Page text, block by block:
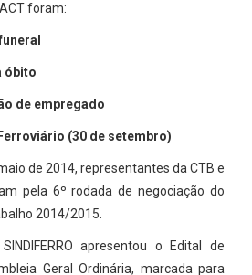
foram:
óbito
de empregado
(30 de setembro)
de 2014, representantes da CTB e
pela 6º rodada de negociação do
2014/2015.
apresentou o Edital de
Geral Ordinária, marcada para